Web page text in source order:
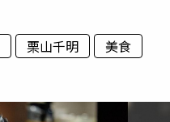
栗山千明
美食